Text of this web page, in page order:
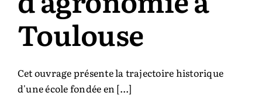
Toulouse
Cet ouvrage présente la trajectoire historique
d'une école fondée en [...]